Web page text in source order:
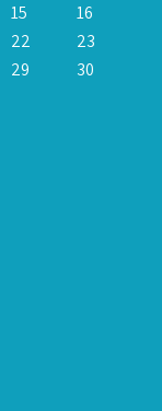
15
16
22
23
29
30